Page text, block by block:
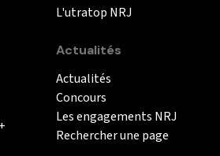
L'utratop NRJ
Actualités
Actualités
Concours
Les engagements NRJ
Rechercher une page